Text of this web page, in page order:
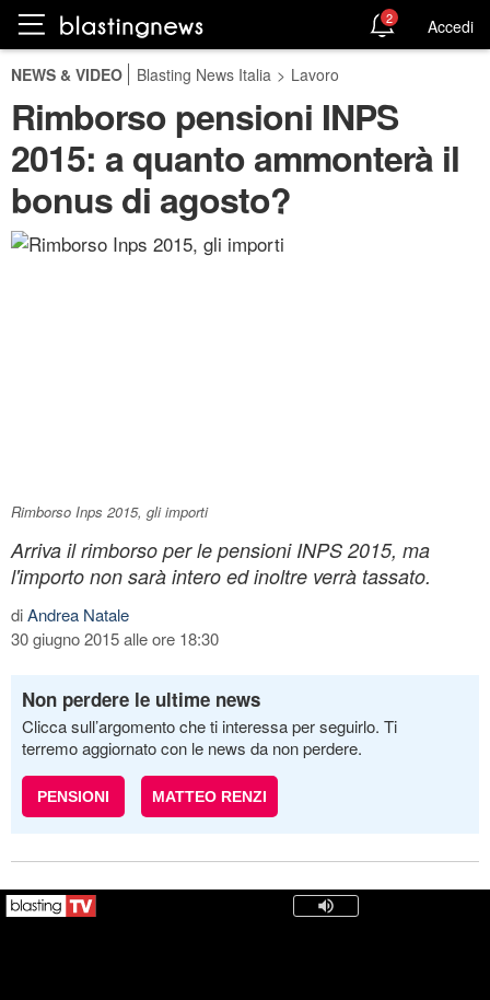
2 Accedi
NEWS & VIDEO Blasting News Italia > Lavoro
Rimborso pensioni INPS
2015: a quanto ammonterà il
bonus di agosto?
Rimborso Inps 2015, gli importi
Arriva il rimborso per le pensioni INPS 2015, ma
l'importo non sarà intero ed inoltre verrà tassato.
diAndrea Natale
30 giugno 2015 alle ore 18:30
Non perdere le ultime news
Clicca sull’argomento che ti interessa per seguirlo. Ti
terremo aggiornato con le news da non perdere.
PENSIONI MATTEO RENZI